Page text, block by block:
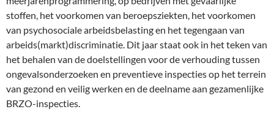
stoffen, het voorkomen van beroepsziekten, het voorkomen
van psychosociale arbeidsbelasting en het tegengaan van
arbeids(markt)discriminatie. Dit jaar staat ook in het teken van
het behalen van de doelstellingen voor de verhouding tussen
ongevalsonderzoeken en preventieve inspecties op het terrein
van gezond en veilig werken en de deelname aan gezamenlijke
BRZO-inspecties.